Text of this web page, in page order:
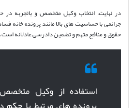
در نهایت، انتخاب وکیل متخصص و باتجربه
جرائمی با حساسیت های بالا مانند پرونده خانه
حقوق و منافع متهم و تضمین دادرسی عادلانه است.
استفاده از وکیل